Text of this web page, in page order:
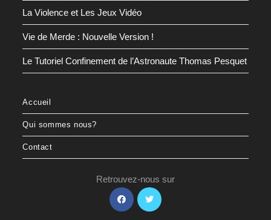
La Violence et Les Jeux Vidéo
Vie de Merde : Nouvelle Version !
Le Tutoriel Confinement de l’Astronaute Thomas Pesquet
Accueil
Qui sommes nous?
Contact
Retrouvez-nous sur
S’ouvre
dans
S’ouvre